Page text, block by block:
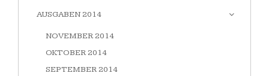
AUSGABEN 2014
NOVEMBER 2014
OKTOBER 2014
SEPTEMBER 2014